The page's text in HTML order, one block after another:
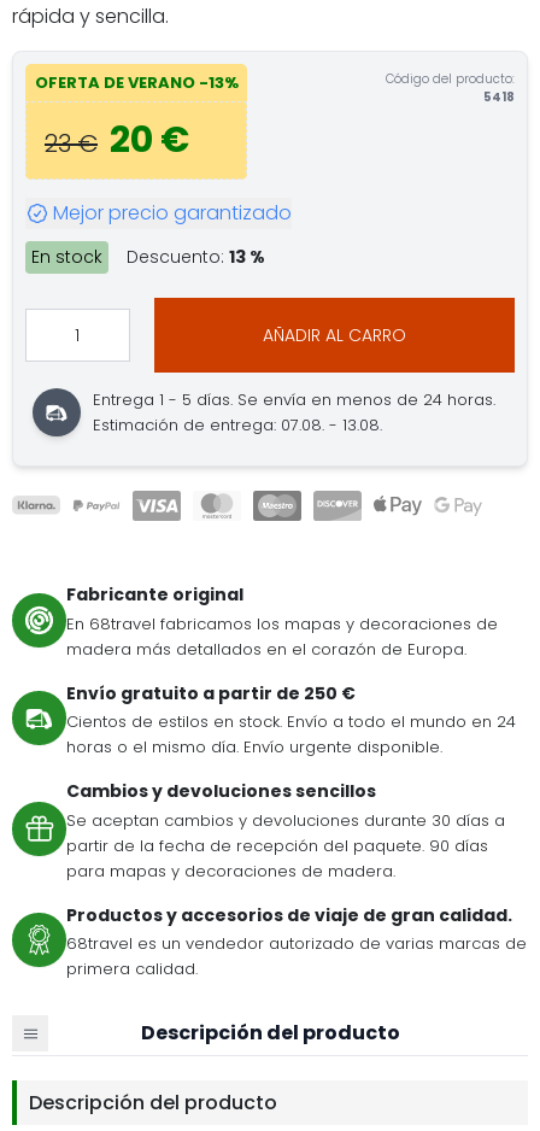
rápida y sencilla.
OFERTA DE VERANO -13%
23 € 20 €
Código del producto:
5418
Mejor precio garantizado
En stock Descuento: 13 %
AÑADIR AL CARRO
Entrega 1 - 5 días. Se envía en menos de 24 horas.
Estimación de entrega: 07.08. - 13.08.
Fabricante original
En 68travel fabricamos los mapas y decoraciones de
madera más detallados en el corazón de Europa.
Envío gratuito a partir de 250 €
Cientos de estilos en stock. Envío a todo el mundo en 24
horas o el mismo día. Envío urgente disponible.
Cambios y devoluciones sencillos
Se aceptan cambios y devoluciones durante 30 días a
partir de la fecha de recepción del paquete. 90 días
para mapas y decoraciones de madera.
Productos y accesorios de viaje de gran calidad.
68travel es un vendedor autorizado de varias marcas de
primera calidad.
Descripción del producto
Descripción del producto